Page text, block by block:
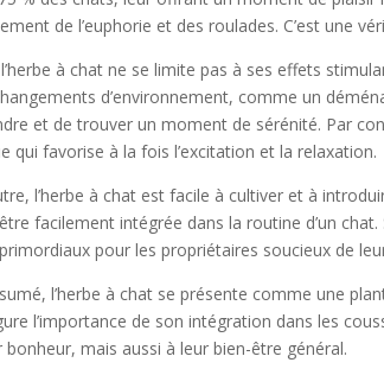
de l’euphorie et des roulades. C’est une
à chat ne se limite pas à ses effets
d’environnement, comme un
et de trouver un moment de sérénité. Par
qui favorise à la fois l’excitation et la relaxation.
l’herbe à chat est facile à cultiver et à
facilement intégrée dans la routine d’un
pour les propriétaires soucieux de
l’herbe à chat se présente comme une
l’importance de son intégration dans les
bonheur, mais aussi à leur bien-être général.